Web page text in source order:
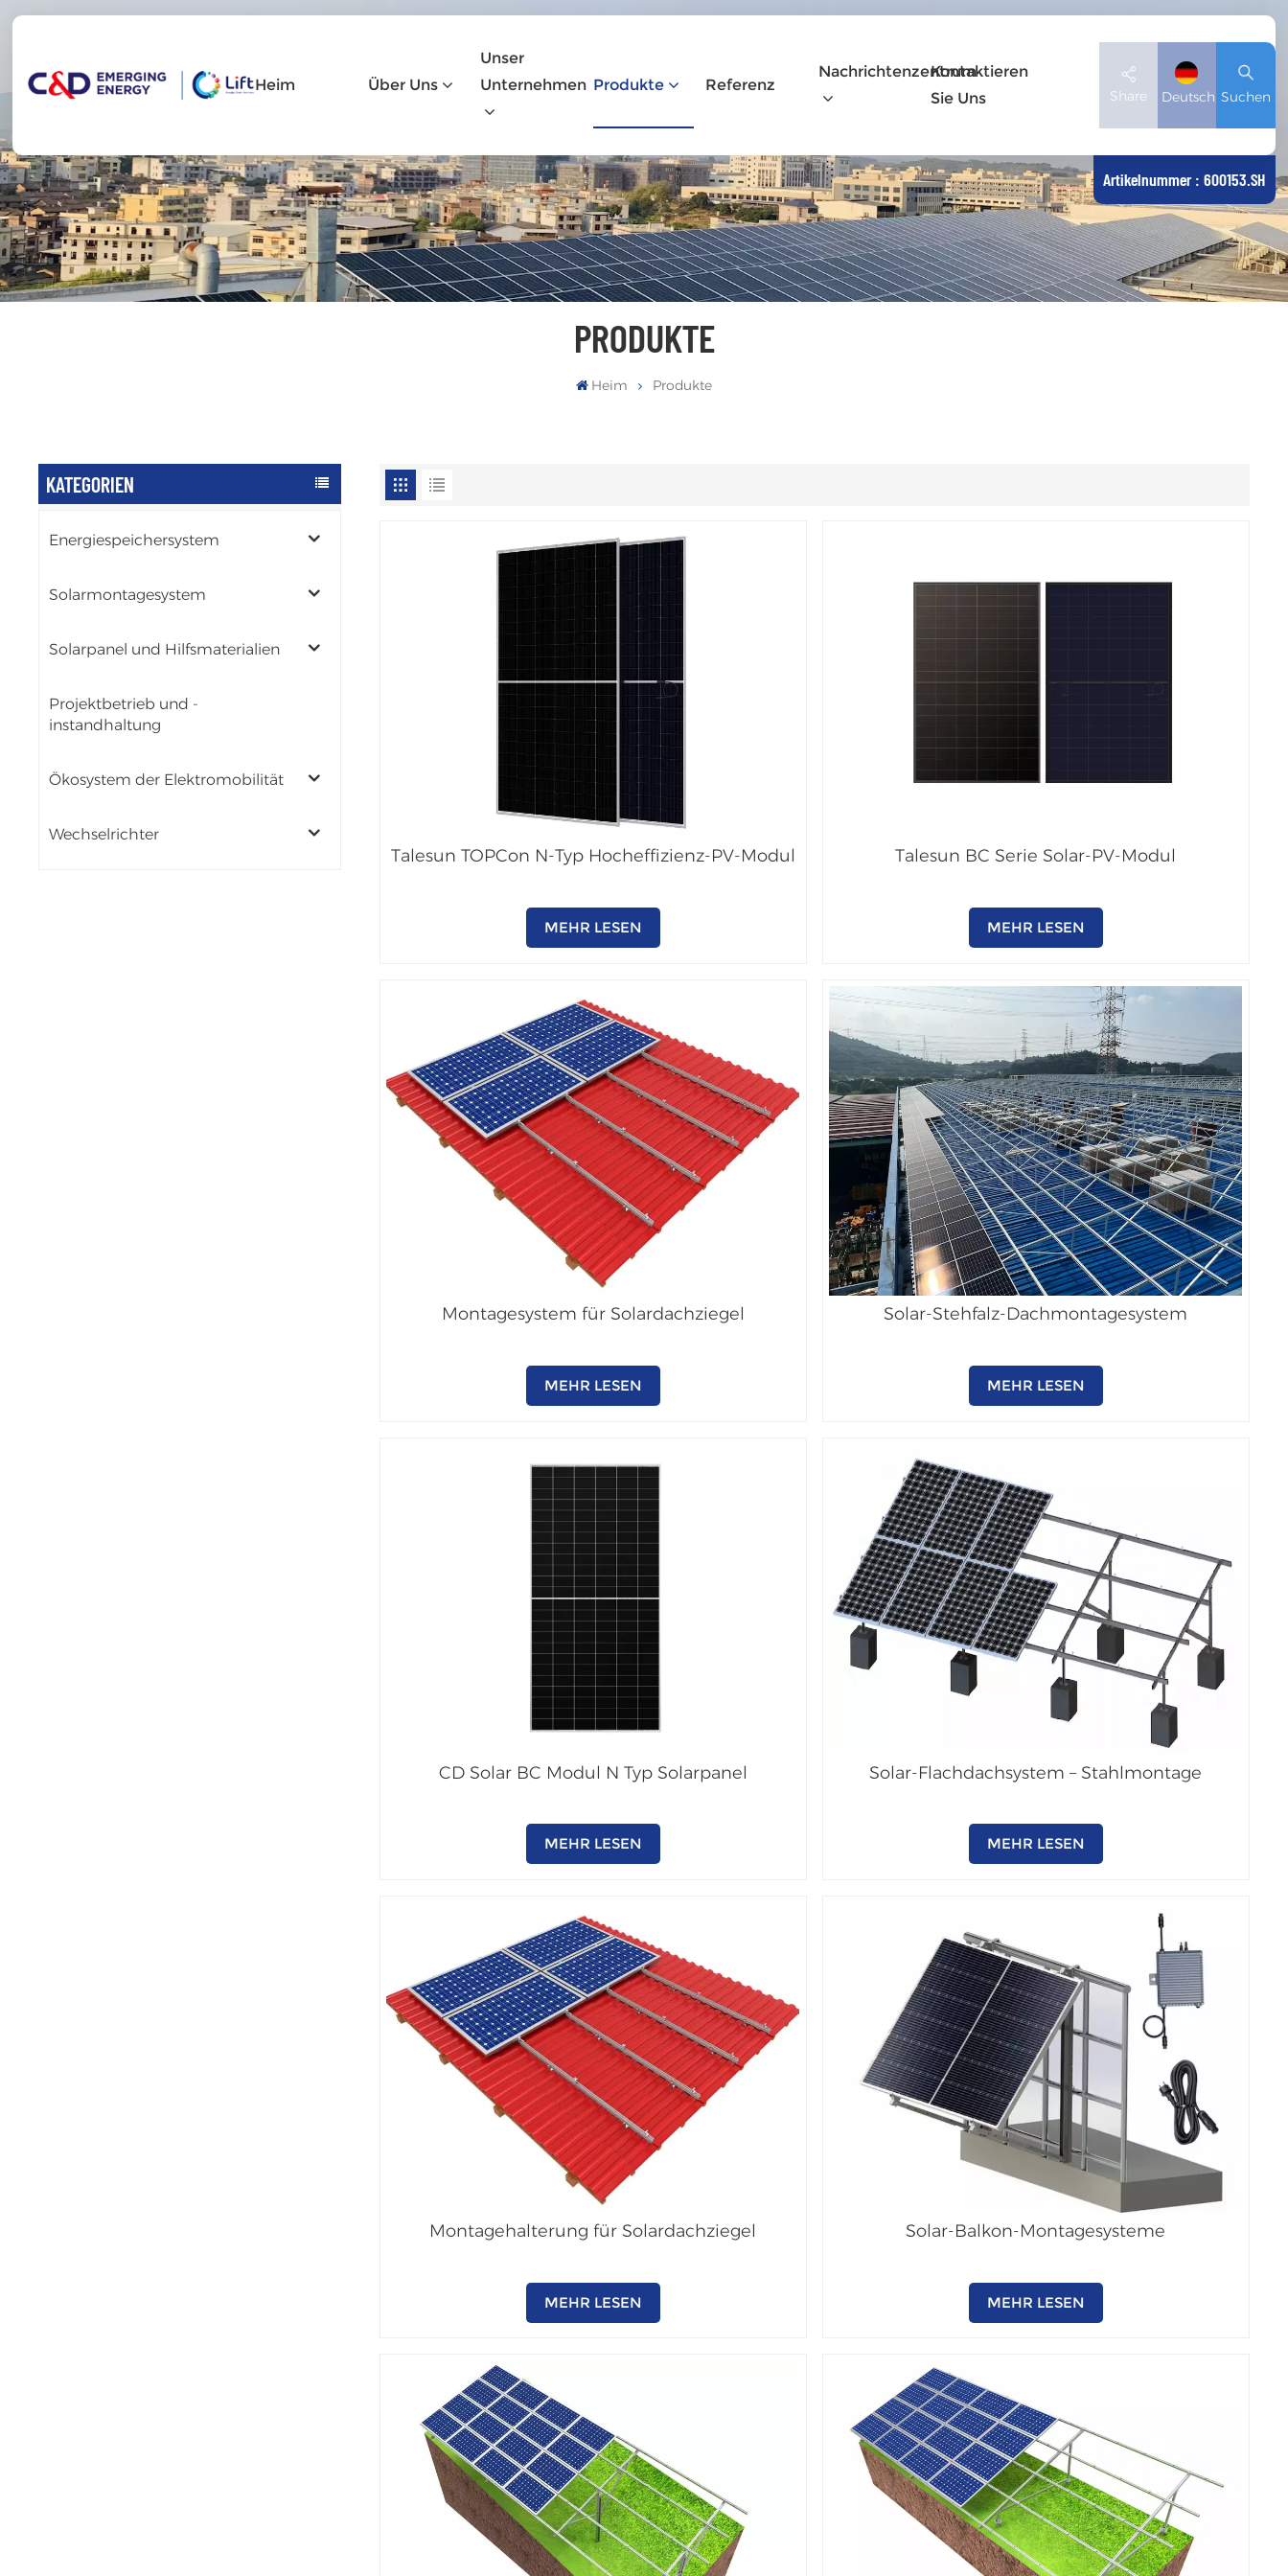
Heim Über Uns
Unser
Unternehmen Produkte Referenz
NachrichtenzentrumKontaktieren
Sie Uns
Share Deutsch
Deutsch
español
Suchen
Artikelnummer : 600153.SH
PRODUKTE
Heim Produkte
KATEGORIEN
Energiespeichersystem
Solarmontagesystem
Solarpanel und Hilfsmaterialien
Projektbetrieb und -
instandhaltung
Ökosystem der Elektromobilität
Wechselrichter
Talesun TOPCon N-Typ Hocheffizienz-PV-Modul
MEHR LESEN
Talesun BC Serie Solar-PV-Modul
MEHR LESEN
Montagesystem für Solardachziegel
MEHR LESEN
Solar-Stehfalz-Dachmontagesystem
MEHR LESEN
CD Solar BC Modul N Typ Solarpanel
MEHR LESEN
Solar-Flachdachsystem – Stahlmontage
MEHR LESEN
Montagehalterung für Solardachziegel
MEHR LESEN
Solar-Balkon-Montagesysteme
MEHR LESEN